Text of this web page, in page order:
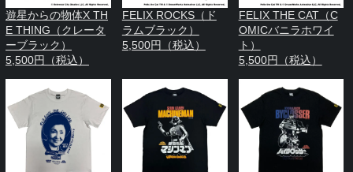
遊星からの物体X TH
E THING（クレータ
ーブラック）
5,500円（税込）
FELIX ROCKS（ド
ラムブラック）
5,500円（税込）
FELIX THE CAT（C
OMICバニラホワイ
ト）
5,500円（税込）